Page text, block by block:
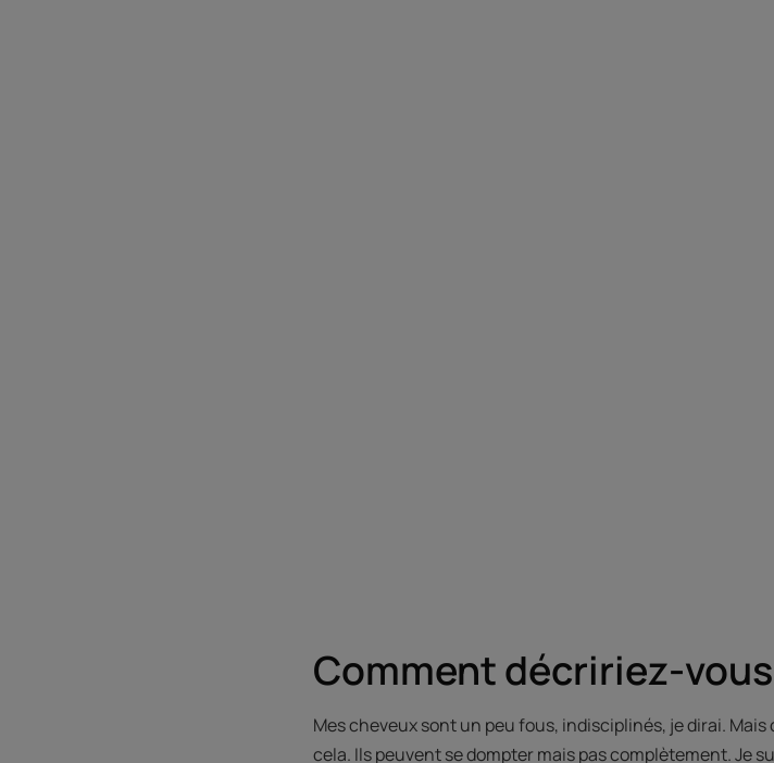
Comment décririez-
Mes cheveux sont un peu fous, indisciplinés, je dirai.
cela. Ils peuvent se dompter mais pas complètement. Je